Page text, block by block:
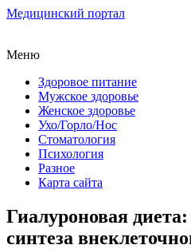
Медицинский портал
Меню
Здоровое питание
Мужское здоровье
Женское здоровье
Ухо/Горло/Нос
Стоматология
Психология
Разное
Карта сайта
Гиалуроновая
синтеза